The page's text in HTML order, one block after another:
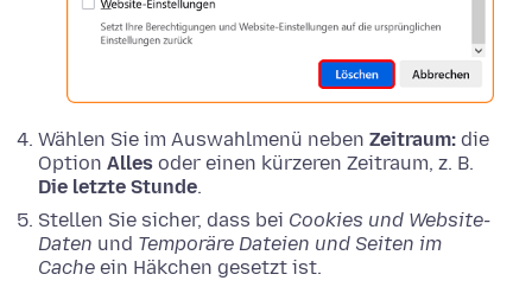
Wählen Sie im Auswahlmenü neben Zeitraum: die
Option Alles oder einen kürzeren Zeitraum, z. B.
Die letzte Stunde.
Stellen Sie sicher, dass bei Cookies und Website-
Daten und Temporäre Dateien und Seiten im
Cache ein Häkchen gesetzt ist.